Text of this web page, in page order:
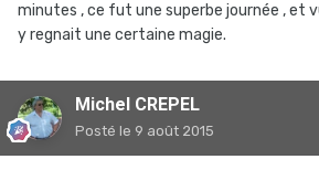
minutes , ce fut une superbe journée , et
y regnait une certaine magie.
Michel CREPEL
Posté le 9 août 2015